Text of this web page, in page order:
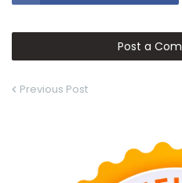
Post a
Previous Post